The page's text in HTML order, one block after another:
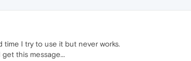
time I try to use it but never works.
this message...